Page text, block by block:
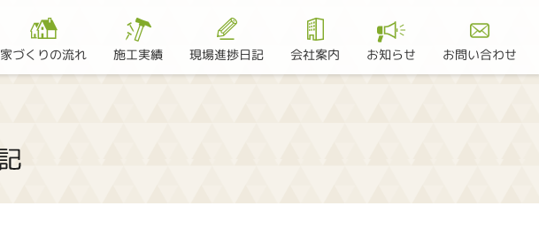
家づくりの流れ 施工実績 現場進捗日記 会社案内 お知らせ お問い合わせ